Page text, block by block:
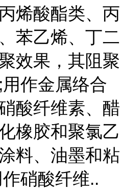
烯酸酯类、丙
苯乙烯、丁二
效果，其阻聚
作金属络合
酸纤维素、醋
橡胶和聚氯乙
料、油墨和粘
硝酸纤维..